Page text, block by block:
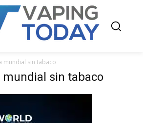
mundial sin tabaco
mundial sin tabaco